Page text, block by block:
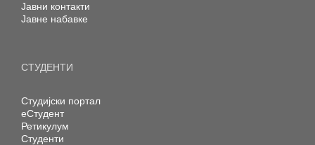
Јавни контакти
Јавне набавке
СТУДЕНТИ
Студијски портал
еСтудент
Ретикулум
Студенти